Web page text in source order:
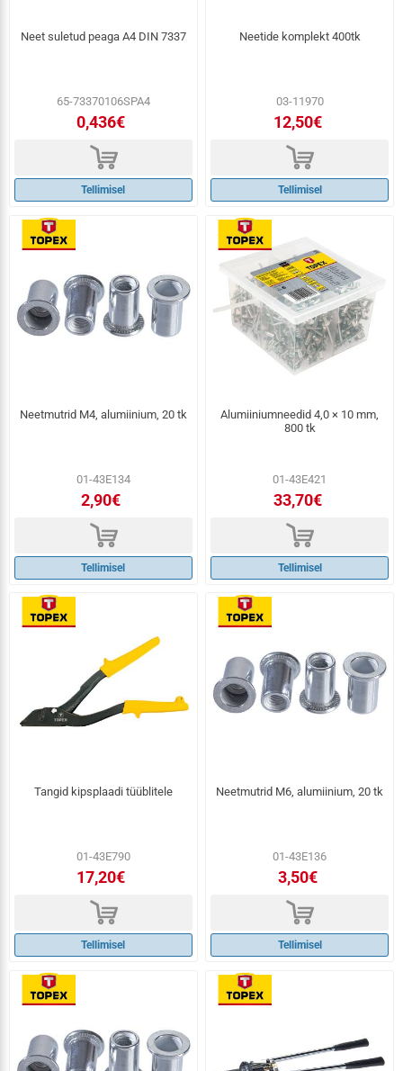
Neet suletud peaga A4 DIN 7337
65-73370106SPA4
0,436€
d
Tellimisel
Neetide komplekt 400tk
03-11970
12,50€
d
Tellimisel
Neetmutrid M4, alumiinium, 20 tk
01-43E134
2,90€
d
Tellimisel
Alumiiniumneedid 4,0 × 10 mm,
800 tk
01-43E421
33,70€
d
Tellimisel
Tangid kipsplaadi tüüblitele
01-43E790
17,20€
d
Tellimisel
Neetmutrid M6, alumiinium, 20 tk
01-43E136
3,50€
d
Tellimisel